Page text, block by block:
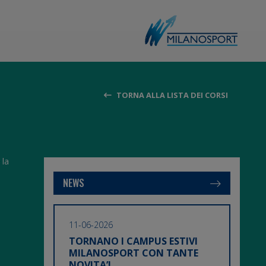
TORNA ALLA LISTA DEI CORSI
NEWS
11-06-2026
TORNANO I CAMPUS ESTIVI
MILANOSPORT CON TANTE